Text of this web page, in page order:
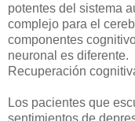
potentes del sistema
complejo para el
componentes
neuronal es diferente.
Recuperación
Los pacientes que
sentimientos de